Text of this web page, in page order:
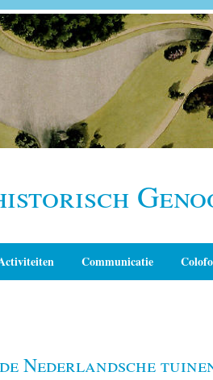
Communicatie
Nederlandsche